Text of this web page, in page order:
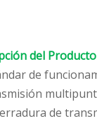
del Producto
de
de